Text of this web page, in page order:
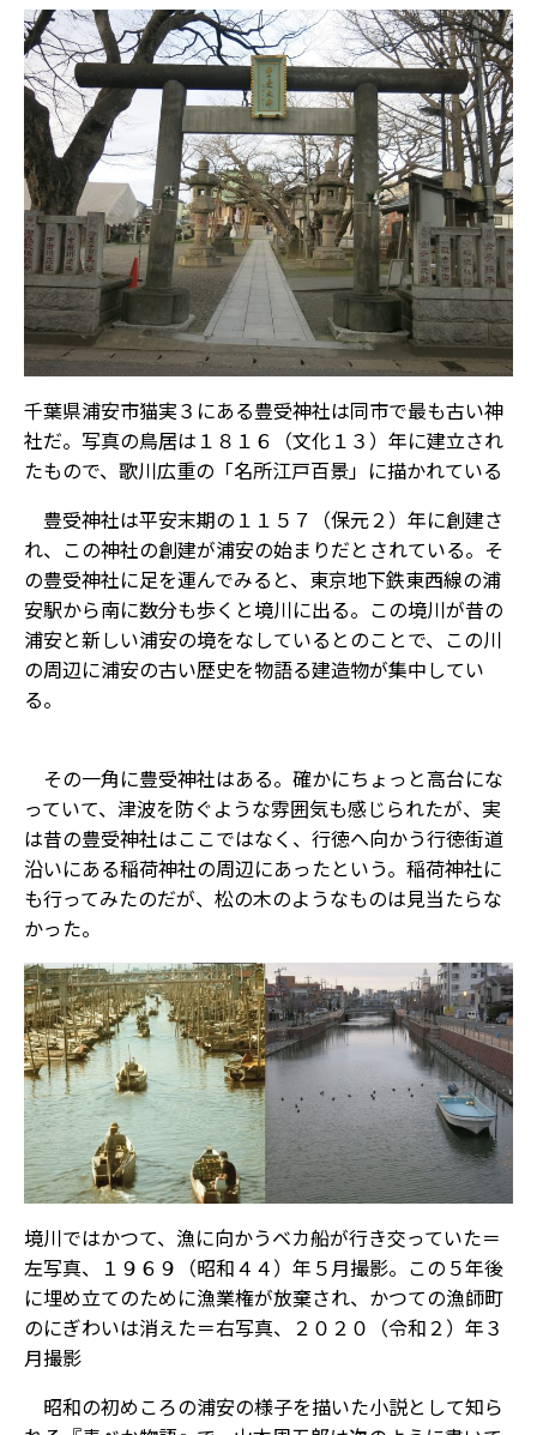
千葉県浦安市猫実３にある豊受神社は同市で最も古い神
社だ。写真の鳥居は１８１６（文化１３）年に建立され
たもので、歌川広重の「名所江戸百景」に描かれている
豊受神社は平安末期の１１５７（保元２）年に創建さ
れ、この神社の創建が浦安の始まりだとされている。そ
の豊受神社に足を運んでみると、東京地下鉄東西線の浦
安駅から南に数分も歩くと境川に出る。この境川が昔の
浦安と新しい浦安の境をなしているとのことで、この川
の周辺に浦安の古い歴史を物語る建造物が集中してい
る。
その一角に豊受神社はある。確かにちょっと高台にな
っていて、津波を防ぐような雰囲気も感じられたが、実
は昔の豊受神社はここではなく、行徳へ向かう行徳街道
沿いにある稲荷神社の周辺にあったという。稲荷神社に
も行ってみたのだが、松の木のようなものは見当たらな
かった。
境川ではかつて、漁に向かうベカ船が行き交っていた＝
左写真、１９６９（昭和４４）年５月撮影。この５年後
に埋め立てのために漁業権が放棄され、かつての漁師町
のにぎわいは消えた＝右写真、２０２０（令和２）年３
月撮影
昭和の初めころの浦安の様子を描いた小説として知ら